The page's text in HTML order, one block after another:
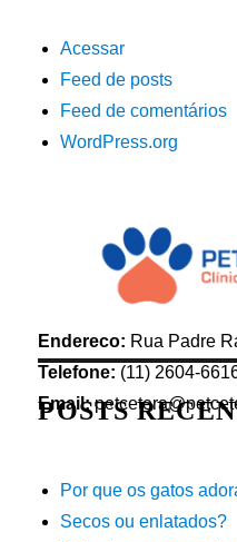
Acessar
Feed de posts
Feed de comentários
WordPress.org
Endereco: Rua Padre
Telefone: (11) 2604-
Email:
POSTS
Por que os gatos
Secos ou enlatados?